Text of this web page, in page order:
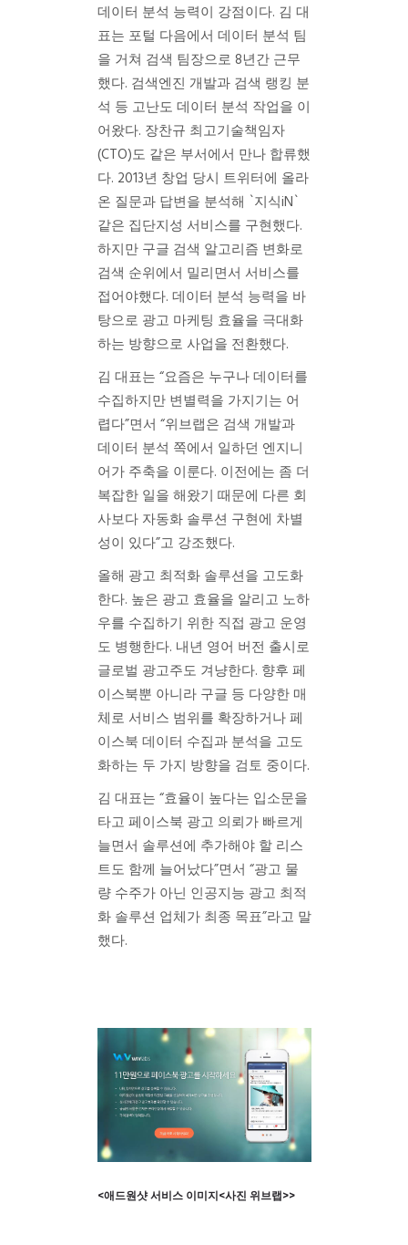
데이터 분석 능력이 강점이다. 김 대
표는 포털 다음에서 데이터 분석 팀
을 거쳐 검색 팀장으로 8년간 근무
했다. 검색엔진 개발과 검색 랭킹 분
석 등 고난도 데이터 분석 작업을 이
어왔다. 장찬규 최고기술책임자
(CTO)도 같은 부서에서 만나 합류했
다. 2013년 창업 당시 트위터에 올라
온 질문과 답변을 분석해 `지식iN`
같은 집단지성 서비스를 구현했다.
하지만 구글 검색 알고리즘 변화로
검색 순위에서 밀리면서 서비스를
접어야했다. 데이터 분석 능력을 바
탕으로 광고 마케팅 효율을 극대화
하는 방향으로 사업을 전환했다.
김 대표는 “요즘은 누구나 데이터를
수집하지만 변별력을 가지기는 어
렵다”면서 “위브랩은 검색 개발과
데이터 분석 쪽에서 일하던 엔지니
어가 주축을 이룬다. 이전에는 좀 더
복잡한 일을 해왔기 때문에 다른 회
사보다 자동화 솔루션 구현에 차별
성이 있다”고 강조했다.
올해 광고 최적화 솔루션을 고도화
한다. 높은 광고 효율을 알리고 노하
우를 수집하기 위한 직접 광고 운영
도 병행한다. 내년 영어 버전 출시로
글로벌 광고주도 겨냥한다. 향후 페
이스북뿐 아니라 구글 등 다양한 매
체로 서비스 범위를 확장하거나 페
이스북 데이터 수집과 분석을 고도
화하는 두 가지 방향을 검토 중이다.
김 대표는 “효율이 높다는 입소문을
타고 페이스북 광고 의뢰가 빠르게
늘면서 솔루션에 추가해야 할 리스
트도 함께 늘어났다”면서 “광고 물
량 수주가 아닌 인공지능 광고 최적
화 솔루션 업체가 최종 목표”라고 말
했다.
<애드원샷 서비스 이미지<사진 위브랩>>